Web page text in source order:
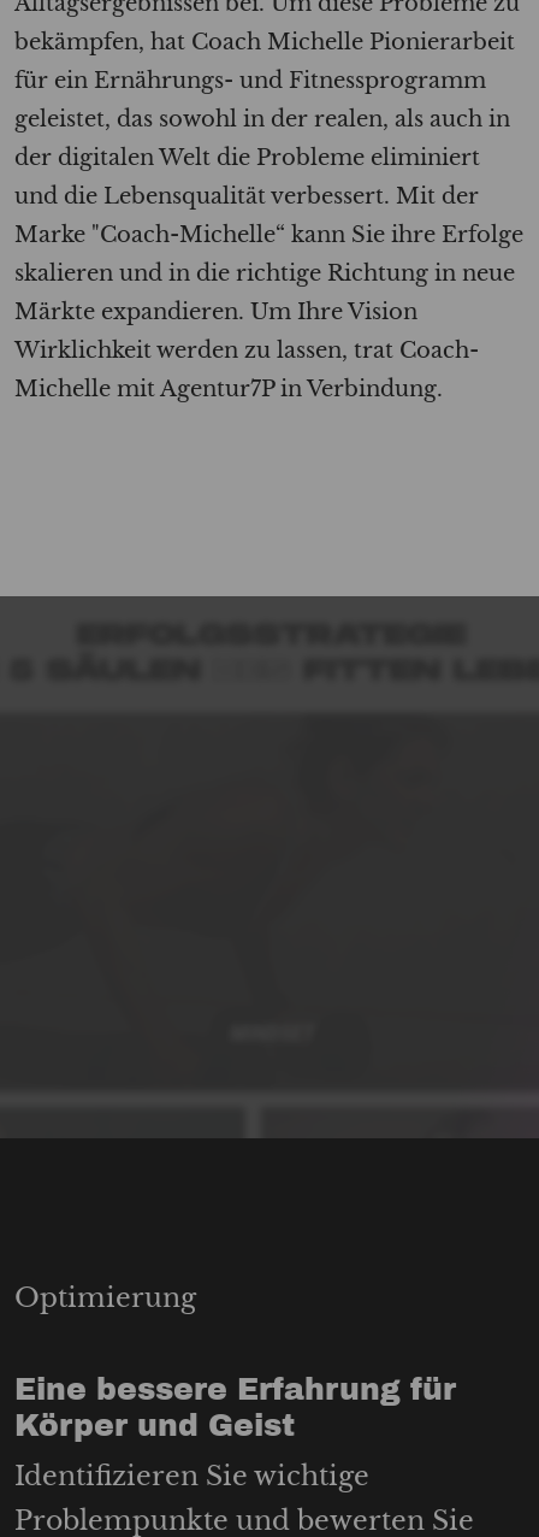
bekämpfen, hat Coach Michelle Pionierarbeit
für ein Ernährungs- und Fitnessprogramm
geleistet, das sowohl in der realen, als auch in
der digitalen Welt die Probleme eliminiert
und die Lebensqualität verbessert. Mit der
Marke "Coach-Michelle“ kann Sie ihre Erfolge
skalieren und in die richtige Richtung in neue
Märkte expandieren. Um Ihre Vision
Wirklichkeit werden zu lassen, trat Coach-
Michelle mit Agentur7P in Verbindung.
Optimierung
Eine bessere Erfahrung für
Körper und Geist
Identifizieren Sie wichtige
Problempunkte und bewerten Sie